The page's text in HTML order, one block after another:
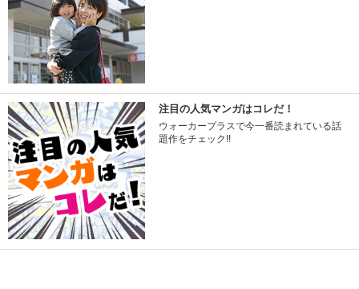
注目の人気マンガはコレだ！
ウォーカープラスで今一番読まれている話
題作をチェック!!